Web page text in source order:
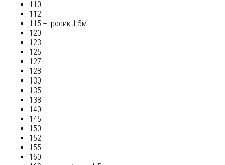
110
112
115 +тросик 1,5м
120
123
125
127
128
130
135
138
140
145
150
152
155
160